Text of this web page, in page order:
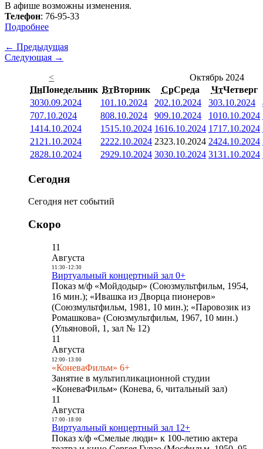
В афише возможны изменения.
Телефон: 76-95-33
Подробнее
← Предыдущая
Следующая →
<
Октябрь 2024
ПнПонедельник ВтВторник СрСреда ЧтЧетверг
3030.09.2024 101.10.2024 202.10.2024 303.10.2024
707.10.2024 808.10.2024 909.10.2024 1010.10.2024
1414.10.2024 1515.10.2024 1616.10.2024 1717.10.2024
21 21.10.2024 2222.10.2024 2323.10.2024 2424.10.2024
2828.10.2024 2929.10.2024 3030.10.2024 3131.10.2024
Сегодня
Сегодня нет событий
Скоро
11
Августа
11:30- 12:30
Виртуальный концертный зал 0+
Показ м/ф «Мойдодыр» (Союзмультфильм, 1954,
16 мин.); «Ивашка из Дворца пионеров»
(Союзмультфильм, 1981, 10 мин.); «Паровозик из
Ромашкова» (Союзмультфильм, 1967, 10 мин.)
(Ульяновой, 1, зал № 12)
11
Августа
12:00- 13:00
«КоневаФильм» 6+
Занятие в мультипликационной студии
«КоневаФильм» (Конева, 6, читальный зал)
11
Августа
17:00- 18:00
Виртуальный концертный зал 12+
Показ х/ф «Смелые люди» к 100-летию актера